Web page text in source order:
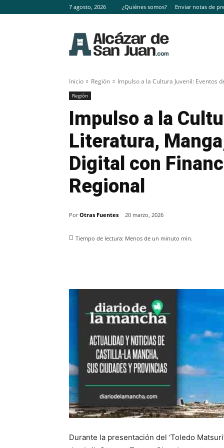
7 agosto, 2026 ¿Quiénes somos? Enviar notas de
Inicio Región Impulso a la Cultura Juvenil: Eventos
Región
Impulso a la
Literatura,
Digital con
Regional
Por Otras Fuentes 20 marzo, 2026
Tiempo de lectura: Menos de un minuto min.
Durante la presentación del ‘Toledo